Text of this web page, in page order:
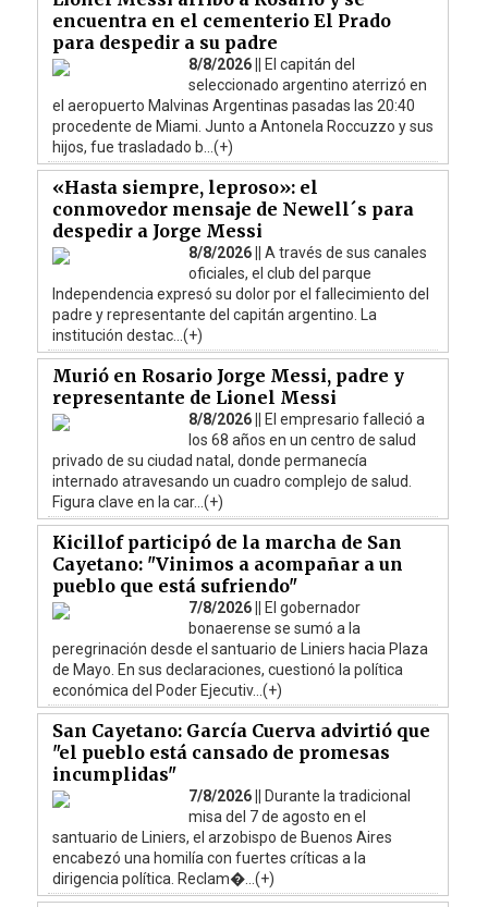
encuentra en el cementerio El Prado
para despedir a su padre
8/8/2026 ||
El capitán del
seleccionado argentino aterrizó en
el aeropuerto Malvinas Argentinas pasadas las 20:40
procedente de Miami. Junto a Antonela Roccuzzo y sus
hijos, fue trasladado b...(+)
«Hasta siempre, leproso»: el
conmovedor mensaje de Newell´s para
despedir a Jorge Messi
8/8/2026 || A través de sus canales
oficiales, el club del parque
Independencia expresó su dolor por el fallecimiento del
padre y representante del capitán argentino. La
institución destac...(+)
Murió en Rosario Jorge Messi, padre y
representante de Lionel Messi
8/8/2026 ||
El empresario falleció a
los 68 años en un centro de salud
privado de su ciudad natal, donde permanecía
internado atravesando un cuadro complejo de salud.
Figura clave en la car...(+)
Kicillof participó de la marcha de San
Cayetano: "Vinimos a acompañar a un
pueblo que está sufriendo"
7/8/2026 ||
El gobernador
bonaerense se sumó a la
peregrinación desde el santuario de Liniers hacia Plaza
de Mayo. En sus declaraciones, cuestionó la política
económica del Poder Ejecutiv...(+)
San Cayetano: García Cuerva advirtió que
"el pueblo está cansado de promesas
incumplidas"
7/8/2026 ||
Durante la tradicional
misa del 7 de agosto en el
santuario de Liniers, el arzobispo de Buenos Aires
encabezó una homilía con fuertes críticas a la
dirigencia política. Reclam�...(+)